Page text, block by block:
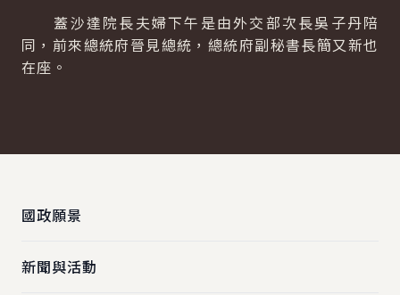
蓋沙達院長夫婦下午是由外交部次長吳子丹陪
同，前來總統府晉見總統，總統府副秘書長簡又新也
在座。
國政願景
新聞與活動